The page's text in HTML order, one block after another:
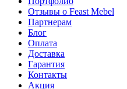
Отзывы о Feast Mebel
Партнерам
Блог
Оплата
Доставка
Гарантия
Контакты
Акция